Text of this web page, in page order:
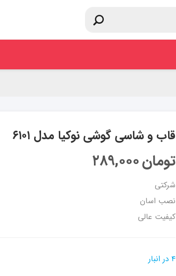
قاب و شاسی گوشی نوکیا مدل ۶۱۰۱
۲۸۹,۰۰۰تومان
شرکتی
نصب اسان
کیفیت عالی
۴ در انبار